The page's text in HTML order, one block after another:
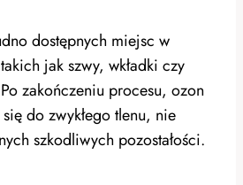
dostępnych miejsc w
jak szwy, wkładki czy
zakończeniu procesu, ozon
do zwykłego tlenu, nie
szkodliwych pozostałości.